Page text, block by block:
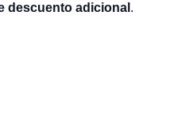
descuento adicional .